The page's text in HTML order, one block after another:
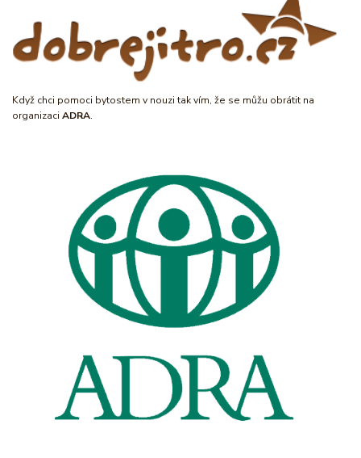
Když chci pomoci bytostem v nouzi tak vím, že se můžu obrátit na
organizaci ADRA.